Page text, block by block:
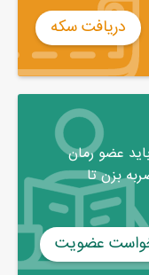
دریافت سکه
عضو رمان
بزن تا
عضویت